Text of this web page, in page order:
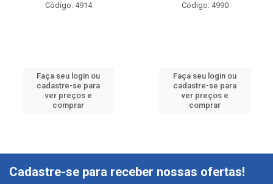
Código: 4914
Faça seu login ou
cadastre-se para
ver preços e
comprar
Código: 4990
Faça seu login ou
cadastre-se para
ver preços e
comprar
Cadastre-se para receber nossas ofertas!